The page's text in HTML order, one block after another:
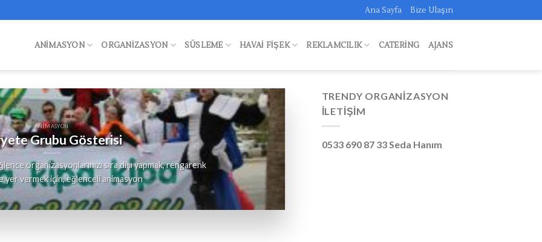
Ana Sayfa Bize Ulaşın
ANIMASYON ORGANIZASYON SÜSLEME HAVAI FIŞEK REKLAMCILIK CATERING AJANS
ANIMASYON
Grubu Gösterisi
organizasyonlarınızı sıra dışı yapmak, rengarenk
yer vermek için, eğlenceli animasyon
TRENDY ORGANIZASYON
İLETIŞIM
0533 690 87 33 Seda Hanım